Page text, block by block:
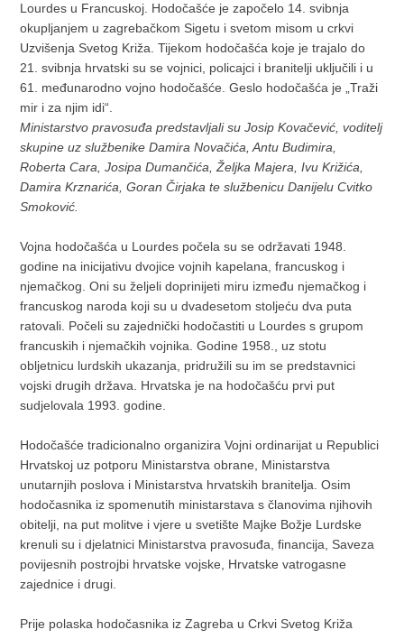
Lourdes u Francuskoj. Hodočašće je započelo 14. svibnja
okupljanjem u zagrebačkom Sigetu i svetom misom u crkvi
Uzvišenja Svetog Križa. Tijekom hodočašća koje je trajalo do
21. svibnja hrvatski su se vojnici, policajci i branitelji uključili i u
61. međunarodno vojno hodočašće. Geslo hodočašća je „Traži
mir i za njim idi“.
Ministarstvo pravosuđa predstavljali su Josip Kovačević, voditelj
skupine uz službenike Damira Novačića, Antu Budimira,
Roberta Cara, Josipa Dumančića, Željka Majera, Ivu Križića,
Damira Krznarića, Goran Čirjaka te službenicu Danijelu Cvitko
Smoković.
Vojna hodočašća u Lourdes počela su se održavati 1948.
godine na inicijativu dvojice vojnih kapelana, francuskog i
njemačkog. Oni su željeli doprinijeti miru između njemačkog i
francuskog naroda koji su u dvadesetom stoljeću dva puta
ratovali. Počeli su zajednički hodočastiti u Lourdes s grupom
francuskih i njemačkih vojnika. Godine 1958., uz stotu
obljetnicu lurdskih ukazanja, pridružili su im se predstavnici
vojski drugih država. Hrvatska je na hodočašću prvi put
sudjelovala 1993. godine.
Hodočašće tradicionalno organizira Vojni ordinarijat u Republici
Hrvatskoj uz potporu Ministarstva obrane, Ministarstva
unutarnjih poslova i Ministarstva hrvatskih branitelja. Osim
hodočasnika iz spomenutih ministarstava s članovima njihovih
obitelji, na put molitve i vjere u svetište Majke Božje Lurdske
krenuli su i djelatnici Ministarstva pravosuđa, financija, Saveza
povijesnih postrojbi hrvatske vojske, Hrvatske vatrogasne
zajednice i drugi.
Prije polaska hodočasnika iz Zagreba u Crkvi Svetog Križa